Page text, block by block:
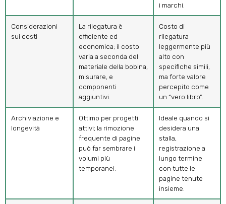
i marchi.
Considerazioni
sui costi
La rilegatura è
efficiente ed
economica; il costo
varia a seconda del
materiale della bobina,
misurare, e
componenti
aggiuntivi.
Costo di
rilegatura
leggermente più
alto con
specifiche simili,
ma forte valore
percepito come
un “vero libro”.
Archiviazione e
longevità
Ottimo per progetti
attivi; la rimozione
frequente di pagine
può far sembrare i
volumi più
temporanei.
Ideale quando si
desidera una
stalla,
registrazione a
lungo termine
con tutte le
pagine tenute
insieme.